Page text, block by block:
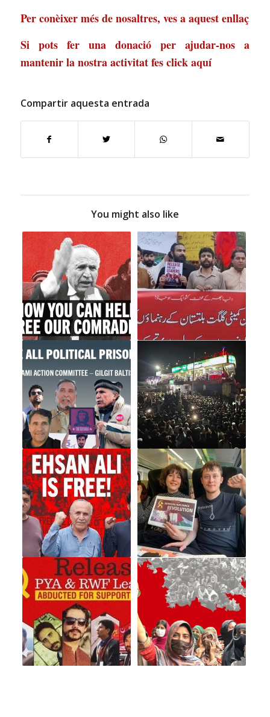
Per conèixer més de nosaltres, ves aaquest enllaç
Si pots fer una donació per ajudar-nos a
mantenir la nostra activitatfes click aquí
Compartir aquesta entrada
You might also like